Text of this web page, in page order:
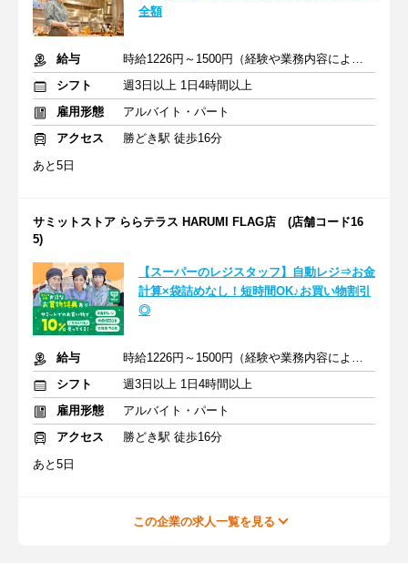
全額
給与
時給1226円～1500円（経験や業務内容による）+交通費全額
シフト
週3日以上 1日4時間以上
雇用形態
アルバイト・パート
アクセス
勝どき駅 徒歩16分
あと5日
サミットストア ららテラス HARUMI FLAG店 (店舗コード16
5)
【スーパーのレジスタッフ】自動レジ⇒お金
計算×袋詰めなし！短時間OK♪お買い物割引
◎
給与
時給1226円～1500円（経験や業務内容による）+交通費全額
シフト
週3日以上 1日4時間以上
雇用形態
アルバイト・パート
アクセス
勝どき駅 徒歩16分
あと5日
この企業の求人一覧を見る